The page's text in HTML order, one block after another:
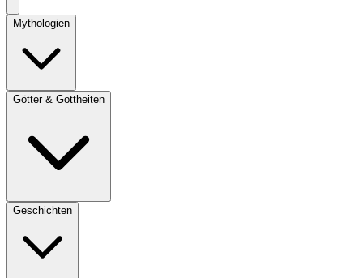
Mythologien
Götter & Gottheiten
Geschichten